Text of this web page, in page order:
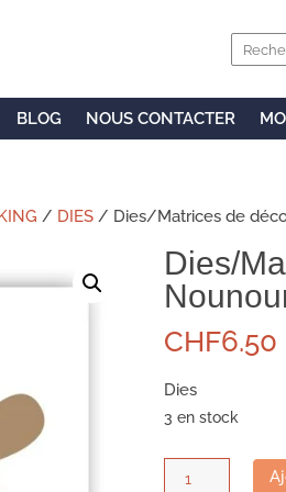
pour :
BLOG NOUS CONTACTER
/ DIES/ Dies/Matrices de
Dies/
CHF6.50
Dies
3 en stock